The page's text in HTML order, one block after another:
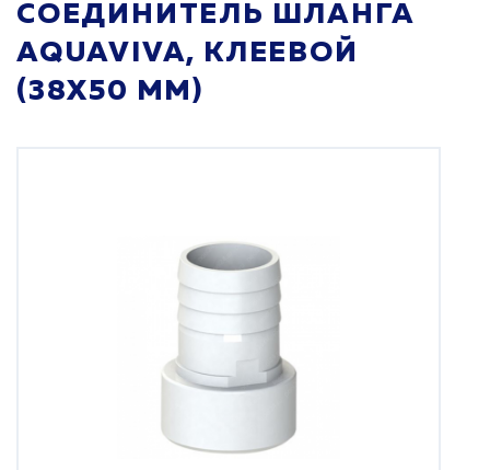
СОЕДИНИТЕЛЬ ШЛАНГА
AQUAVIVA, КЛЕЕВОЙ
(38Х50 ММ)